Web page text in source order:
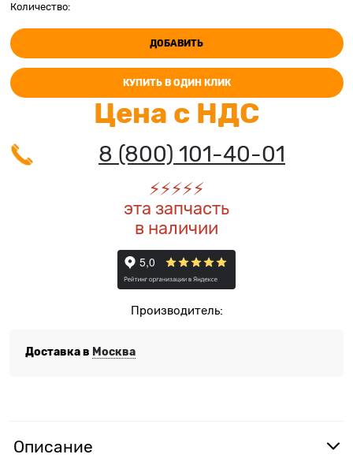
Количество:
ДОБАВИТЬ
КУПИТЬ В ОДИН КЛИК
Цена с НДС
8 (800) 101-40-01
⚡️⚡️⚡️⚡️⚡️
эта запчасть
в наличии
Производитель:
Доставка в Москва
Описание